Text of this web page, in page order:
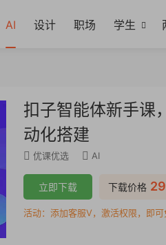
AI 设计 职场 学生
扣子智能体新手课
动化搭建
优课优选 AI
下载价格 29
立即下载
活动：添加客服V，激活权限，即